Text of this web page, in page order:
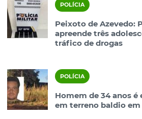
POLÍCIA
Peixoto de Azevedo:
apreende três
tráfico de drogas
POLÍCIA
Homem de 34 anos
em terreno baldio em